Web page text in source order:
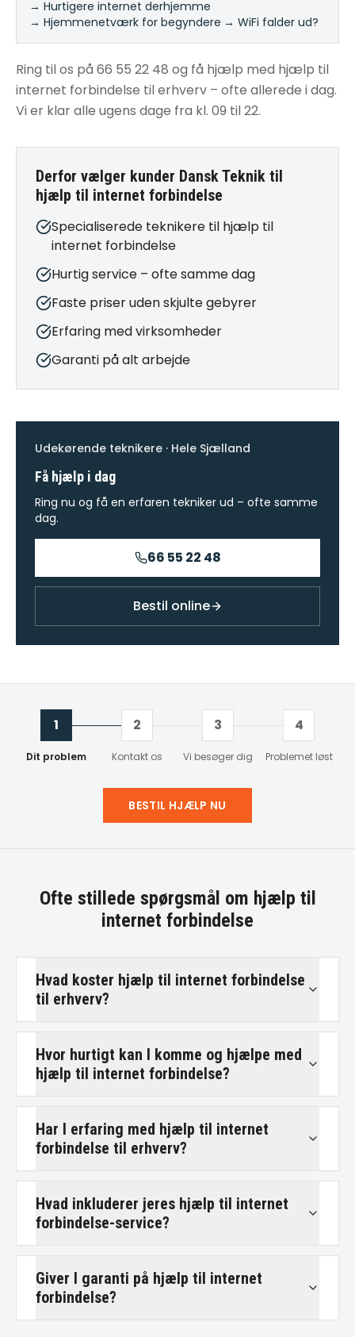
→ Hurtigere internet derhjemme
→ Hjemmenetværk for begyndere → WiFi falder ud?
Ring til os på 66 55 22 48 og få hjælp med hjælp til
internet forbindelse til erhverv – ofte allerede i dag.
Vi er klar alle ugens dage fra kl. 09 til 22.
Derfor vælger kunder Dansk Teknik til
hjælp til internet forbindelse
Specialiserede teknikere til hjælp til
internet forbindelse
Hurtig service – ofte samme dag
Faste priser uden skjulte gebyrer
Erfaring med virksomheder
Garanti på alt arbejde
Udekørende teknikere · Hele Sjælland
Få hjælp i dag
Ring nu og få en erfaren tekniker ud – ofte samme
dag.
66 55 22 48
Bestil online
1
Dit problem
2
Kontakt os
3
Vi besøger dig
4
Problemet løst
BESTIL HJÆLP NU
Ofte stillede spørgsmål om hjælp til
internet forbindelse
Hvad koster hjælp til internet forbindelse
til erhverv?
Hvor hurtigt kan I komme og hjælpe med
hjælp til internet forbindelse?
Har I erfaring med hjælp til internet
forbindelse til erhverv?
Hvad inkluderer jeres hjælp til internet
forbindelse-service?
Giver I garanti på hjælp til internet
forbindelse?